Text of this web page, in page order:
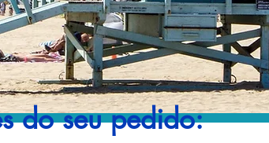
do seu pedido: